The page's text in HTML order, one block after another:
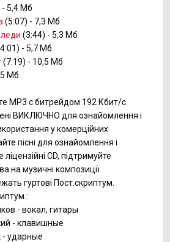
- 5,4 Мб
(5:07) - 7,3 Мб
(3:44) - 5,3 Мб
- 5,7 Мб
(7:19) - 10,5 Мб
Мб
MP3 с битрейдом 192 Кбит/с.
ВИКЛЮЧНО для ознайомлення і
у комерційних
пісні для ознайомлення і
ліцензійні CD, підтримуйте
на музичні композиції
гуртові Пост.скриптум.
- вокал, гитары
- клавишные
ударные